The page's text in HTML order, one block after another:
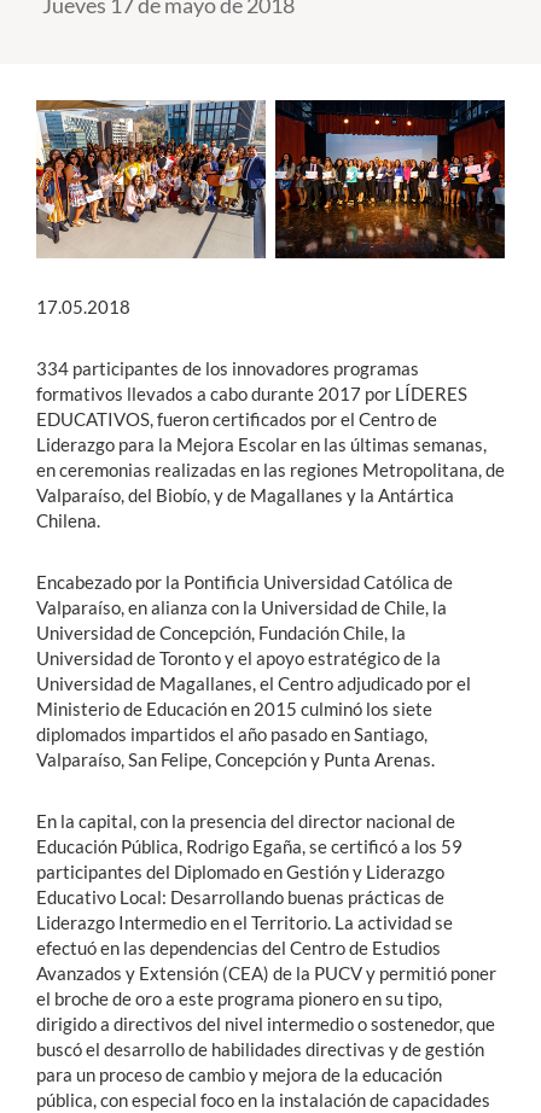
17.05.2018
334 participantes de los innovadores programas
formativos llevados a cabo durante 2017 por LÍDERES
EDUCATIVOS, fueron certificados por el Centro de
Liderazgo para la Mejora Escolar en las últimas semanas,
en ceremonias realizadas en las regiones Metropolitana, de
Valparaíso, del Biobío, y de Magallanes y la Antártica
Chilena.
Encabezado por la Pontificia Universidad Católica de
Valparaíso, en alianza con la Universidad de Chile, la
Universidad de Concepción, Fundación Chile, la
Universidad de Toronto y el apoyo estratégico de la
Universidad de Magallanes, el Centro adjudicado por el
Ministerio de Educación en 2015 culminó los siete
diplomados impartidos el año pasado en Santiago,
Valparaíso, San Felipe, Concepción y Punta Arenas.
En la capital, con la presencia del director nacional de
Educación Pública, Rodrigo Egaña, se certificó a los 59
participantes del Diplomado en Gestión y Liderazgo
Educativo Local: Desarrollando buenas prácticas de
Liderazgo Intermedio en el Territorio. La actividad se
efectuó en las dependencias del Centro de Estudios
Avanzados y Extensión (CEA) de la PUCV y permitió poner
el broche de oro a este programa pionero en su tipo,
dirigido a directivos del nivel intermedio o sostenedor, que
buscó el desarrollo de habilidades directivas y de gestión
para un proceso de cambio y mejora de la educación
pública, con especial foco en la instalación de capacidades